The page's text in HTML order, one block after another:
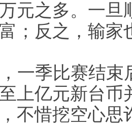
元之多。一旦
；反之，输家
一季比赛结束
上亿元新台币
不惜挖空心